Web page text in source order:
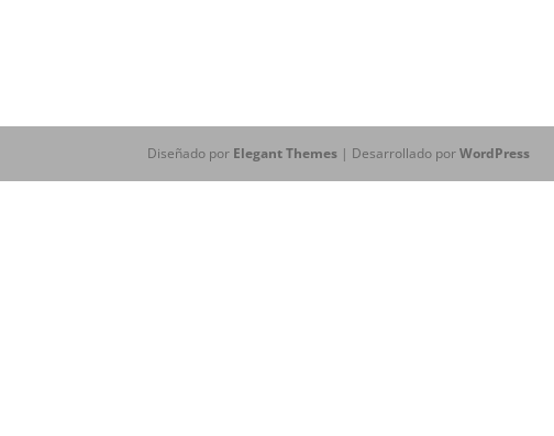
Diseñado por Elegant Themes | Desarrollado porWordPress